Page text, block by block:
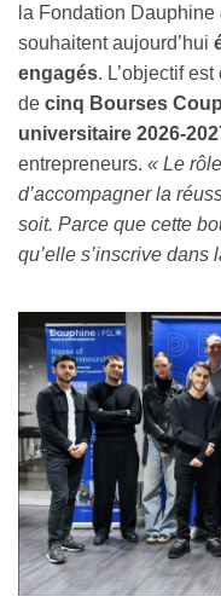
la Fondation
souhaitent aujourd’hui
engagés. L’objectif
de cinq Bourses
universitaire 2026-
entrepreneurs. « Le
d’accompagner la
soit. Parce que cette
qu’elle s’inscrive dans